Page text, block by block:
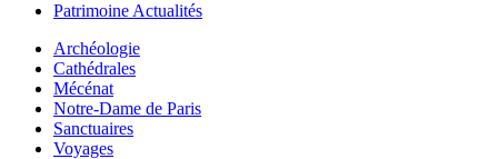
Patrimoine Actualités
Archéologie
Cathédrales
Mécénat
Notre-Dame de Paris
Sanctuaires
Voyages